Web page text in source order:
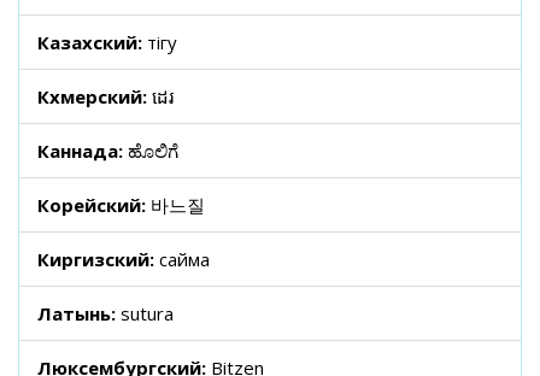
Казахский: тігу
Кхмерский: ដេរ
Каннада: ಹೊಲಿಗೆ
Корейский: 바느질
Киргизский: сайма
Латынь: sutura
Люксембургский: Bitzen